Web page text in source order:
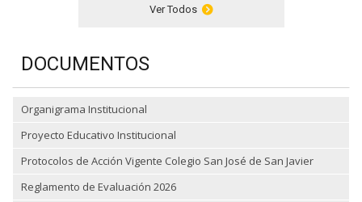
Ver Todos
DOCUMENTOS
Organigrama Institucional
Proyecto Educativo Institucional
Protocolos de Acción Vigente Colegio San José de San Javier
Reglamento de Evaluación 2026